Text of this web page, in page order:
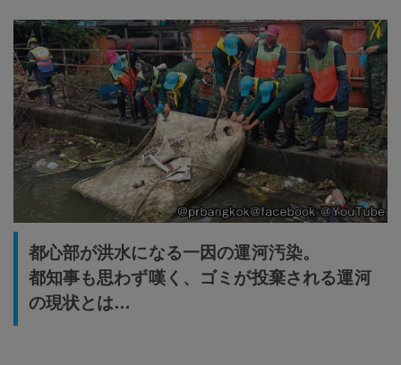
都心部が洪水になる一因の運河汚染。
都知事も思わず嘆く、ゴミが投棄される運河
の現状とは…